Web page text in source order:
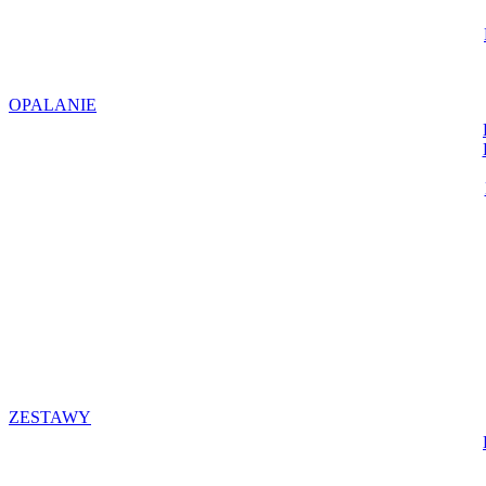
OPALANIE
ZESTAWY